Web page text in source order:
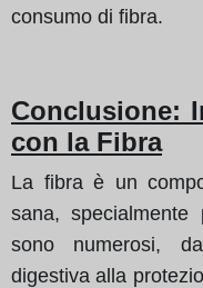
consumo di fibra.
Conclusione:
con la Fibra
La fibra è un
sana,
sono numerosi,
digestiva alla